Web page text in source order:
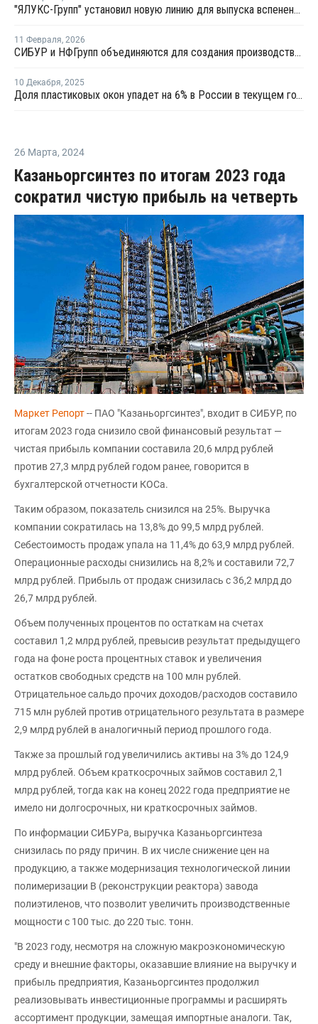
"ЯЛУКС-Групп" установил новую линию для выпуска вспененных ПВХ-листов
11 Февраля, 2026
СИБУР и НФГрупп объединяются для создания производства ПВХ-пленок в России
10 Декабря, 2025
Доля пластиковых окон упадет на 6% в России в текущем году
26 Марта, 2024
Казаньоргсинтез по итогам 2023 года
сократил чистую прибыль на четверть
Маркет Репорт-- ПАО "Казаньоргсинтез", входит в СИБУР, по
итогам 2023 года снизило свой финансовый результат —
чистая прибыль компании составила 20,6 млрд рублей
против 27,3 млрд рублей годом ранее, говорится в
бухгалтерской отчетности КОСа.
Таким образом, показатель снизился на 25%. Выручка
компании сократилась на 13,8% до 99,5 млрд рублей.
Себестоимость продаж упала на 11,4% до 63,9 млрд рублей.
Операционные расходы снизились на 8,2% и составили 72,7
млрд рублей. Прибыль от продаж снизилась с 36,2 млрд до
26,7 млрд рублей.
Объем полученных процентов по остаткам на счетах
составил 1,2 млрд рублей, превысив результат предыдущего
года на фоне роста процентных ставок и увеличения
остатков свободных средств на 100 млн рублей.
Отрицательное сальдо прочих доходов/расходов составило
715 млн рублей против отрицательного результата в размере
2,9 млрд рублей в аналогичный период прошлого года.
Также за прошлый год увеличились активы на 3% до 124,9
млрд рублей. Объем краткосрочных займов составил 2,1
млрд рублей, тогда как на конец 2022 года предприятие не
имело ни долгосрочных, ни краткосрочных займов.
По информации СИБУРа, выручка Казаньоргсинтеза
снизилась по ряду причин. В их числе снижение цен на
продукцию, а также модернизация технологической линии
полимеризации В (реконструкции реактора) завода
полиэтиленов, что позволит увеличить производственные
мощности с 100 тыс. до 220 тыс. тонн.
"В 2023 году, несмотря на сложную макроэкономическую
среду и внешние факторы, оказавшие влияние на выручку и
прибыль предприятия, Казаньоргсинтез продолжил
реализовывать инвестиционные программы и расширять
ассортимент продукции, замещая импортные аналоги. Так,